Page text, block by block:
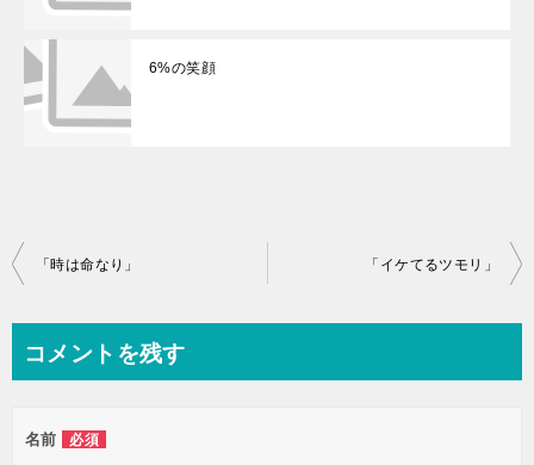
6%の笑顔
投
ビ
ー
「時は命なり」 「イケてるツモリ」
コメントを残す
名前 必須